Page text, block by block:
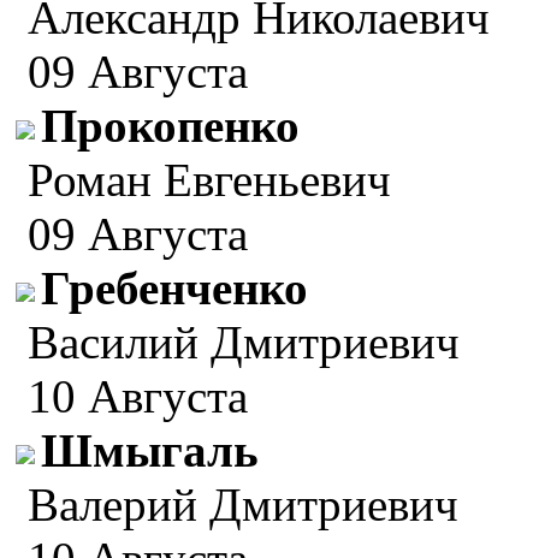
Александр Николаевич
09 Августа
Прокопенко
Роман Евгеньевич
09 Августа
Гребенченко
Василий Дмитриевич
10 Августа
Шмыгаль
Валерий Дмитриевич